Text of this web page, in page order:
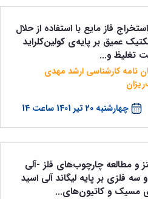
چهارشنبه 20 تیر 1401 ساعت 14
فاز مایع با استفاده از حلال
عمیق بر پایه‌ی کولین‌کلراید
تغلیظ و...
نامه کارشناسی ارشد مهدی
و مطالعه چارچوب‌های فلز -آلی
سه فلزی بر پایه لیگاند آلی اسید
مسیک و کاتیون‌های...